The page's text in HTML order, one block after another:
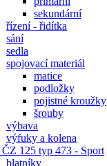
sekundární
řízení - řidítka
sání
sedla
spojovací materiál
matice
podložky
pojistné kroužky
šrouby
výbava
výfuky a kolena
125 typ 473 - Sport
blatníky